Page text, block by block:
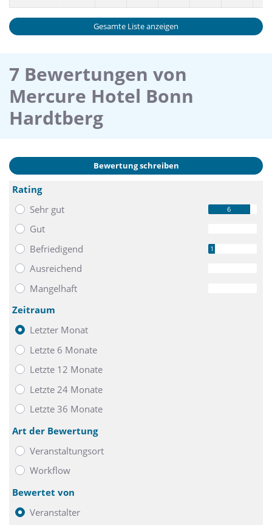
Gesamte Liste anzeigen
7 Bewertungen von
Mercure Hotel Bonn
Hardtberg
Bewertung schreiben
Rating
Sehr gut
6
Gut
Befriedigend 1
Ausreichend
Mangelhaft
Zeitraum
Letzter Monat
Letzte 6 Monate
Letzte 12 Monate
Letzte 24 Monate
Letzte 36 Monate
Art der Bewertung
Veranstaltungsort
Workflow
Bewertet von
Veranstalter